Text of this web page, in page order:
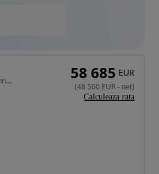
272 CP • Mercedes-Benz Autoturisme Tip CLA 250+ cu tehnologie EQ 58 685 EUR
(48 500 EUR- net)
Calculeaza rata